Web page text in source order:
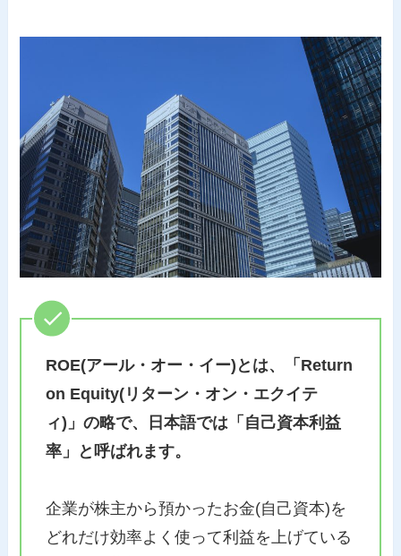
ROE(アール・オー・イー)とは、「Return
on Equity(リターン・オン・エクイテ
ィ)」の略で、日本語では「自己資本利益
率」と呼ばれます。
企業が株主から預かったお金(自己資本)を
どれだけ効率よく使って利益を上げている